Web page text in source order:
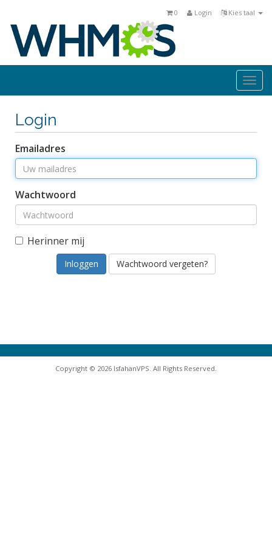
Kies taal
Login
0
Login
Emailadres
Wachtwoord
Herinner mij
Wachtwoord vergeten?
Copyright © 2026 IsfahanVPS. All Rights Reserved.